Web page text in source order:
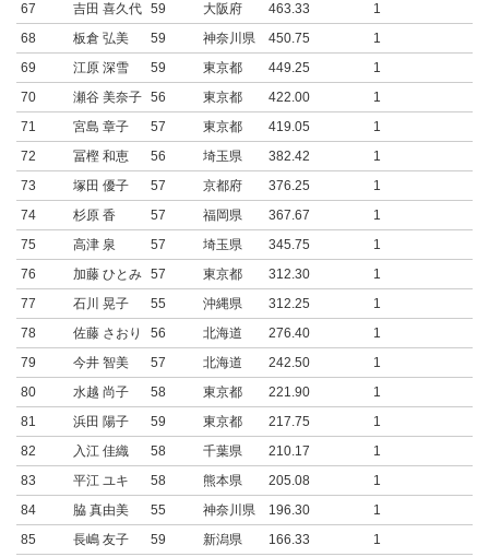
67
吉田 喜久代 59 大阪府 463.33
1
68
板倉 弘美 59 神奈川県 450.75
1
69
江原 深雪 59 東京都 449.25
1
70
瀬谷 美奈子 56 東京都 422.00
1
71
宮島 章子 57 東京都 419.05
1
72
冨樫 和恵 56 埼玉県 382.42
1
73
塚田 優子 57 京都府 376.25
1
74
杉原 香 57 福岡県 367.67
1
75
高津 泉 57 埼玉県 345.75
1
76
加藤 ひとみ 57 東京都 312.30
1
77
石川 晃子 55 沖縄県 312.25
1
78
佐藤 さおり 56 北海道 276.40
1
79
今井 智美 57 北海道 242.50
1
80
水越 尚子 58 東京都 221.90
1
81
浜田 陽子 59 東京都 217.75
1
82
入江 佳織 58 千葉県 210.17
1
83
平江 ユキ 58 熊本県 205.08
1
84
脇 真由美 55 神奈川県 196.30
1
85
長嶋 友子 59 新潟県 166.33 1